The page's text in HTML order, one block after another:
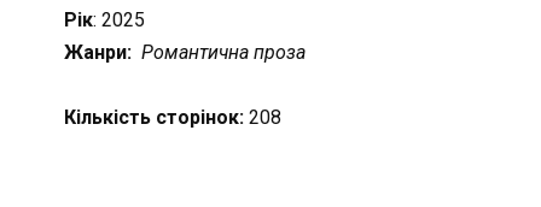
Рік: 2025
Жанри: Романтична проза
Кількість сторінок:208